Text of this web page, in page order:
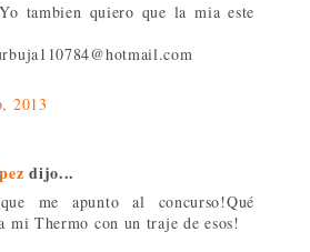
tambien quiero que la mia este
2013
dijo...
me apunto al concurso!Qué
mi Thermo con un traje de esos!